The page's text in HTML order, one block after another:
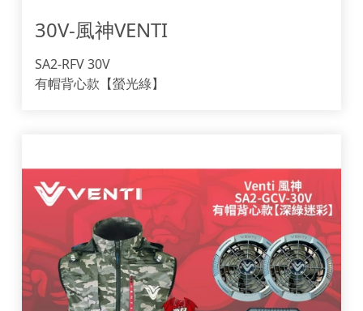
30V-風神VENTI
SA2-RFV 30V
有帽背心款【螢光綠】